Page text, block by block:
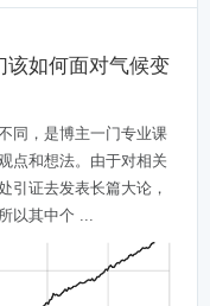
该如何面对气候变
同，是博主一门专业课
点和想法。由于对相关
引证去发表长篇大论，
以其中个 ...